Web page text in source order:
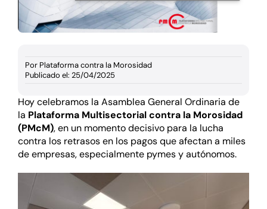
Blog
Por Plataforma contra la Morosidad
Publicado el: 25/04/2025
Hoy celebramos la Asamblea General Ordinaria de
la Plataforma Multisectorial contra la Morosidad
(PMcM), en un momento decisivo para la lucha
contra los retrasos en los pagos que afectan a miles
de empresas, especialmente pymes y autónomos.